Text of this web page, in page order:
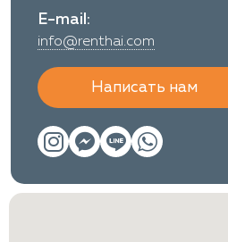
E-mail:
info@renthai.com
Написать нам